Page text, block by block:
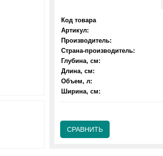
Код товара
Артикул:
Производитель:
Страна-производитель:
Глубина, см:
Длина, см:
Объем, л:
Ширина, см:
СРАВНИТЬ